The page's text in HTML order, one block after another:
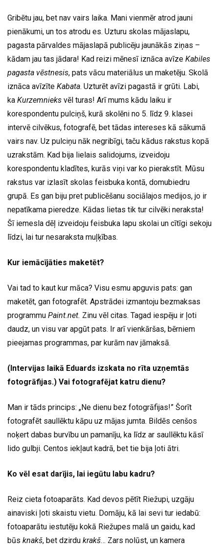
Gribētu jau, bet nav vairs laika. Mani vienmēr atrod jauni
pienākumi, un tos atrodu es. Uzturu skolas mājaslapu,
pagasta pārvaldes mājaslapā publicēju jaunākās ziņas –
kādam jau tas jādara! Kad reizi mēnesī iznāca avīze Kabiles
pagasta vēstnesis, pats vācu materiālus un maketēju. Skolā
iznāca avīzīte Kabata. Uzturēt avīzi pagastā ir grūti. Labi,
ka Kurzemnieks vēl turas! Arī mums kādu laiku ir
korespondentu pulciņš, kurā skolēni no 5. līdz 9. klasei
intervē cilvēkus, fotografē, bet tādas intereses kā sākumā
vairs nav. Uz pulciņu nāk negribīgi, taču kādus rakstus kopā
uzrakstām. Kad bija lielais salidojums, izveidoju
korespondentu kladītes, kurās viņi var ko pierakstīt. Mūsu
rakstus var izlasīt skolas feisbuka kontā, domubiedru
grupā. Es gan biju pret publicēšanu sociālajos medijos, jo ir
nepatīkama pieredze. Kādas lietas tik tur cilvēki neraksta!
Šī iemesla dēļ izveidoju feisbuka lapu skolai un cītīgi sekoju
līdzi, lai tur nesaraksta muļķības.
Kur iemācījāties maketēt?
Vai tad to kaut kur māca? Visu esmu apguvis pats: gan
maketēt, gan fotografēt. Apstrādei izmantoju bezmaksas
programmu Paint.net. Zinu vēl citas. Tagad iespēju ir ļoti
daudz, un visu var apgūt pats. Ir arī vienkāršas, bērniem
pieejamas programmas, par kurām nav jāmaksā.
(Intervijas laikā Eduards izskata no rīta uzņemtās
fotogrāfijas.) Vai fotografējat katru dienu?
Man ir tāds princips: „Ne dienu bez fotogrāfijas!” Šorīt
fotografēt saullēktu kāpu uz mājas jumta. Bildēs cenšos
noķert dabas burvību un pamanīju, ka līdz ar saullēktu kāsī
lido gulbji. Centos iekļaut kadrā, bet tie bija ļoti ātri.
Ko vēl esat darījis, lai iegūtu labu kadru?
Reiz cieta fotoaparāts. Kad devos pētīt Riežupi, uzgāju
ainaviski ļoti skaistu vietu. Domāju, kā lai sevi tur iedabū:
fotoaparātu iestutēju kokā Riežupes malā un gaidu, kad
būs knakš, bet dzirdu krakš… Zars nolūst, un kamera